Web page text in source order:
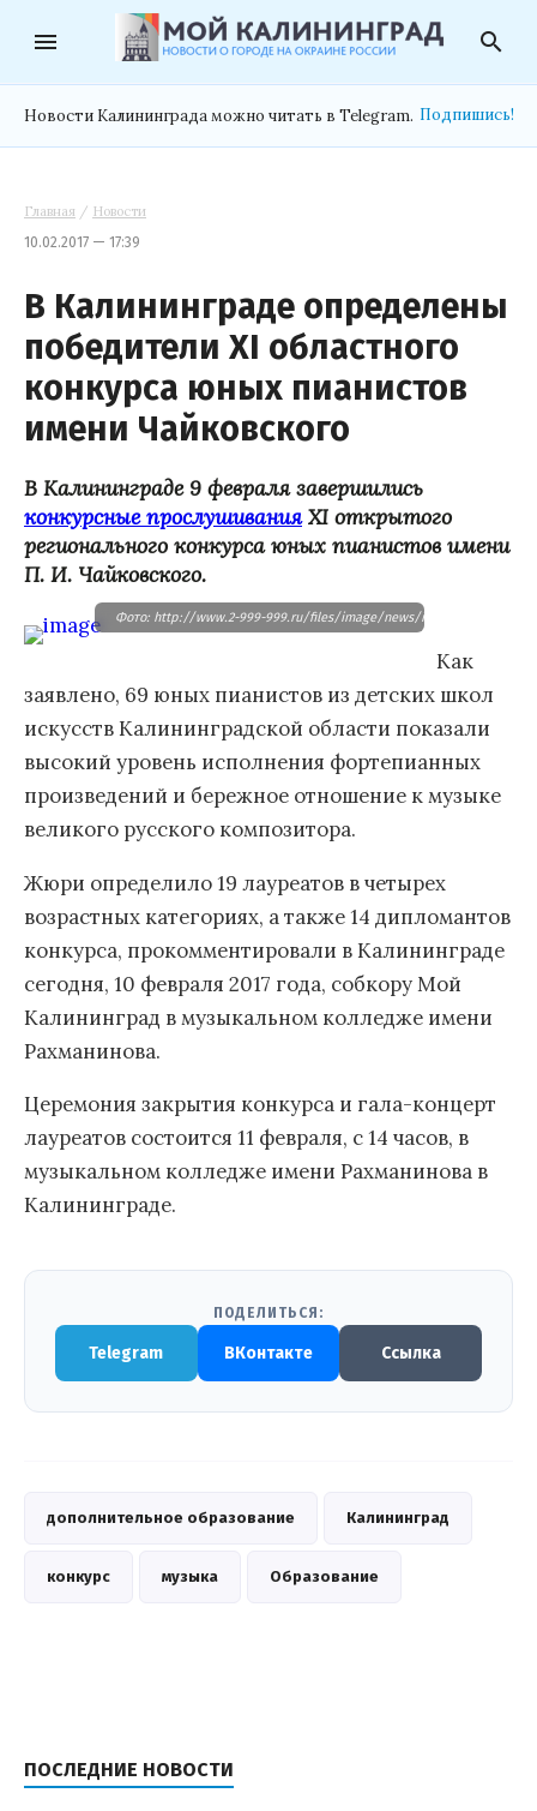
menu search
Новости Калининграда можно читать в Telegram. Подпишись!
Главная / Новости
10.02.2017 — 17:39
В Калининграде определены
победители XI областного
конкурса юных пианистов
имени Чайковского
В Калининграде 9 февраля завершились
конкурсные прослушиванияXI открытого
регионального конкурса юных пианистов имени
П. И. Чайковского.
Фото: http://www.2-999-999.ru/files/image/news/
Как
заявлено, 69 юных пианистов из детских школ
искусств Калининградской области показали
высокий уровень исполнения фортепианных
произведений и бережное отношение к музыке
великого русского композитора.
Жюри определило 19 лауреатов в четырех
возрастных категориях, а также 14 дипломантов
конкурса, прокомментировали в Калининграде
сегодня, 10 февраля 2017 года, собкору Мой
Калининград в музыкальном колледже имени
Рахманинова.
Церемония закрытия конкурса и гала-концерт
лауреатов состоится 11 февраля, с 14 часов, в
музыкальном колледже имени Рахманинова в
Калининграде.
ПОДЕЛИТЬСЯ:
Telegram ВКонтакте Ссылка
дополнительное образование Калининград
конкурс музыка Образование
ПОСЛЕДНИЕ НОВОСТИ